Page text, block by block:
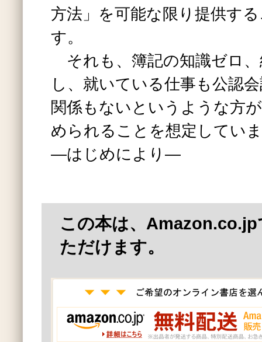
方法」を可能な限り提供す
す。
それも、簿記の知識ゼロ
し、就いている仕事も公認
関係もないというような方
められることを想定してい
―はじめにより―
この本は、
ただけます。